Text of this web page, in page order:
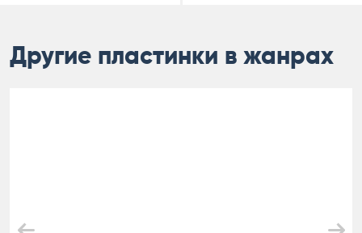
Другие пластинки в жанрах